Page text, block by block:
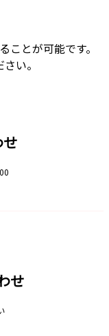
ことが可能です。
い。
せ